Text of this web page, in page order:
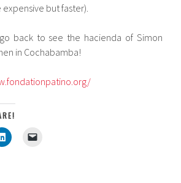
but faster).
back to see the hacienda of Simon
in Cochabamba!